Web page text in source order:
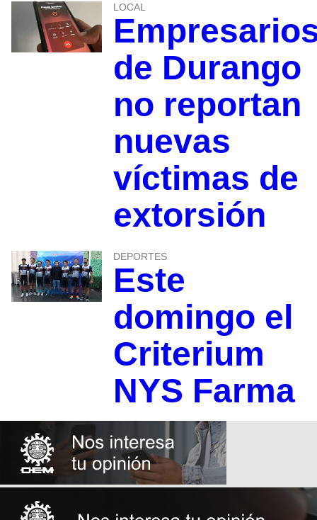
LOCAL
de Durango
no reportan
nuevas
víctimas de
extorsión
DEPORTES
Este
domingo el
Criterium
NYS Farma